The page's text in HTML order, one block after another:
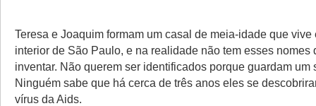
Teresa e Joaquim formam um casal de meia-idade que vive
interior de São Paulo, e na realidade não tem esses nomes
inventar. Não querem ser identificados porque guardam um
Ninguém sabe que há cerca de três anos eles se
vírus da Aids.